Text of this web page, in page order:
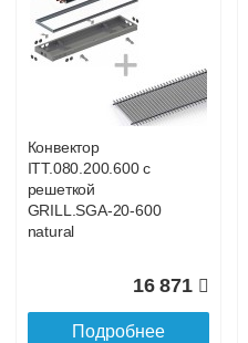
Конвектор
ITT.080.200.700 с
GRILL.SGA-20-700
19 056
Подробнее
Конвектор
ITT.080.200.600 с
решеткой
GRILL.SGA-20-600
natural
16 871
Подробнее